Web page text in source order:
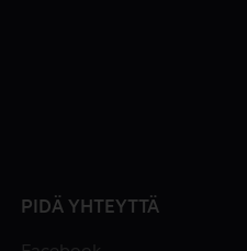
PIDÄ YHTEYTTÄ